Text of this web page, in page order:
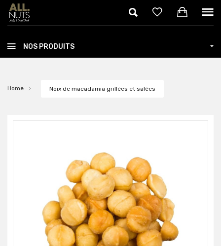
Skip to main content
NOS PRODUITS
Home Noix de macadamia grillées et salées